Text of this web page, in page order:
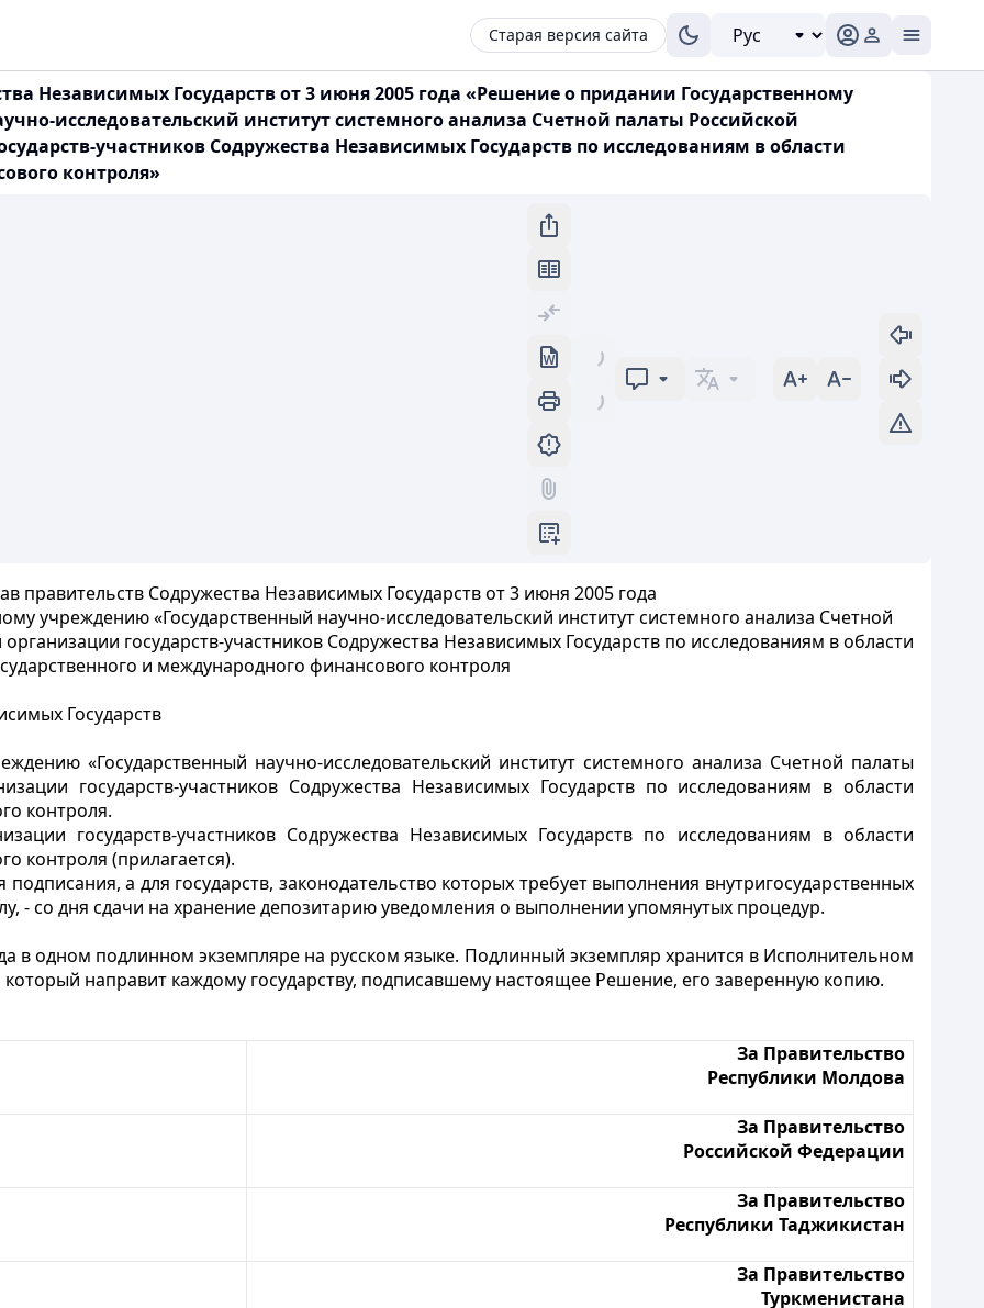
Старая версия сайта
Независимых Государств от 3 июня 2005 года «Решение о придании Государственному
исследовательский институт системного анализа Счетной палаты Российской
участников Содружества Независимых Государств по исследованиям в области
контроля»
правительств Содружества Независимых Государств от 3 июня 2005 года
учреждению «Государственный научно-исследовательский институт системного анализа Счетной
государств-участников Содружества Независимых Государств по исследованиям в области
и международного финансового контроля
Государств
«Государственный научно-исследовательский институт системного анализа Счетной палаты
государств-участников Содружества Независимых Государств по исследованиям в области
контроля.
государств-участников Содружества Независимых Государств по исследованиям в области
контроля (прилагается).
а для государств, законодательство которых требует выполнения внутригосударственных
- со дня сдачи на хранение депозитарию уведомления о выполнении упомянутых процедур.
в одном подлинном экземпляре на русском языке. Подлинный экземпляр хранится в Исполнительном
направит каждому государству, подписавшему настоящее Решение, его заверенную копию.
За Правительство
Республики Молдова
За Правительство
Российской Федерации
За Правительство
Республики Таджикистан
За Правительство
Туркменистана